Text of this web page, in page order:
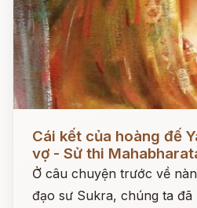
Cái kết của hoàng đế
vợ - Sử thi
Ở câu chuyện trước về
đạo sư Sukra, chúng ta